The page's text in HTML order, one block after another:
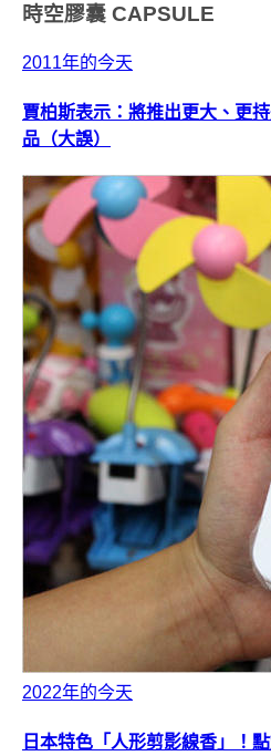
時空膠囊 CAPSULE
2011年的今天
賈柏斯表示：將推出更大、更
品（大誤）
2022年的今天
日本特色「人形剪影線香」！